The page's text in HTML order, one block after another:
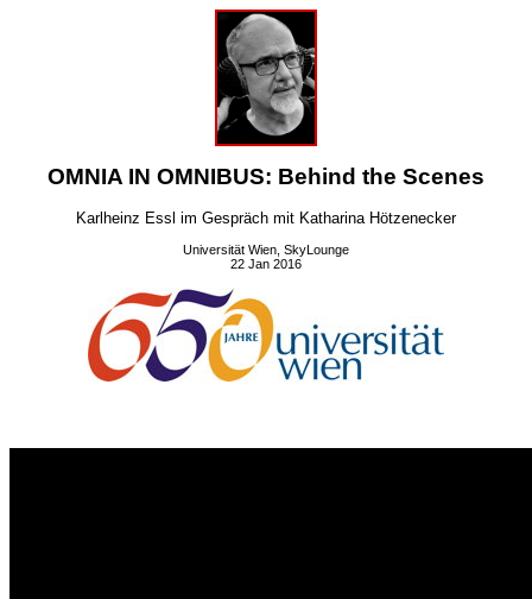
OMNIA IN OMNIBUS: Behind the Scenes
Karlheinz Essl im Gespräch mit Katharina Hötzenecker
Universität Wien, SkyLounge
22 Jan 2016